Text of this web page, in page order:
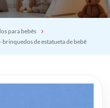
para bebês
de estatueta de bebê